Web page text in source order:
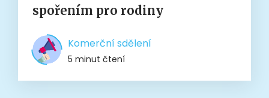
spořením pro rodiny
Komerční sdělení
5 minut čtení